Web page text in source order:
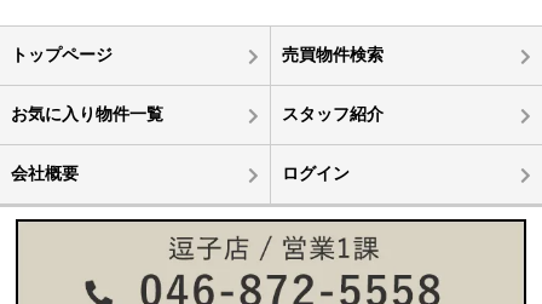
トップページ 売買物件検索
お気に入り物件一覧 スタッフ紹介
会社概要 ログイン